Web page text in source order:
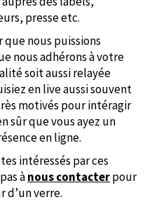
presse etc.
nous puissions
nous adhérons à votre
soit aussi relayée
en live aussi souvent
motivés pour intéragir
sûr que vous ayez un
en ligne.
intéressés par ces
ànous contacterpour
d’un verre.